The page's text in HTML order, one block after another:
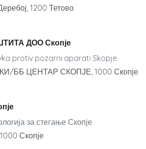
1200 Тетово
ДОО Скопје
protiv pozarni aparati Skopje
ББ ЦЕНТАР СКОПЈЕ, 1000 Скопје
за стегање Скопје
Скопје